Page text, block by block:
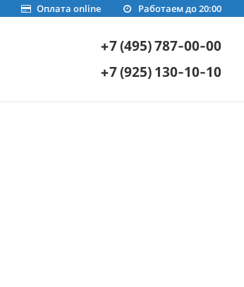
Работаем до 20:00
Оплата online
+7 (495) 787-00-00
+7 (925) 130-10-10